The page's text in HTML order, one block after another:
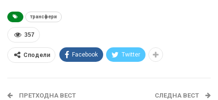
трансфери
357
Сподели Facebook Twitter
ПРЕТХОДНА ВЕСТ СЛЕДНА ВЕСТ